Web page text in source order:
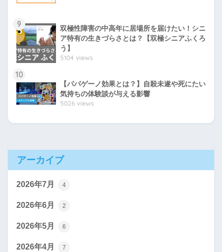
9
双極性障害の中高年に居場所を届けたい！シニ
ア特有の生きづらさとは？【双極シニアふくろ
う】
5104 views
10
【パパゲーノ効果とは？】自殺未遂や死にたい
気持ちの体験談が与える影響
5026 views
アーカイブ
2026年7月 4
2026年6月 2
2026年5月 6
2026年4月 7